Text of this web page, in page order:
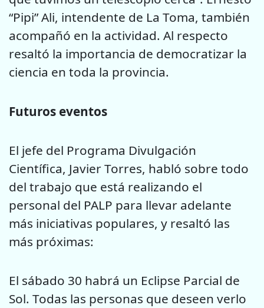
“Pipi” Ali, intendente de La Toma, también
acompañó en la actividad. Al respecto
resaltó la importancia de democratizar la
ciencia en toda la provincia.
Futuros eventos
El jefe del Programa Divulgación
Científica, Javier Torres, habló sobre todo
del trabajo que está realizando el
personal del PALP para llevar adelante
más iniciativas populares, y resaltó las
más próximas:
El sábado 30 habrá un Eclipse Parcial de
Sol. Todas las personas que deseen verlo